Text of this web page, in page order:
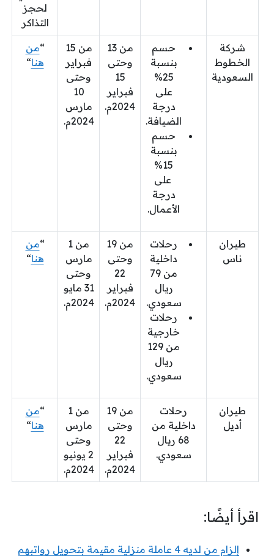
لحجز
التذاكر
شركة
الخطوط
السعودية
حسم
بنسبة
25%
على
درجة
الضيافة.
حسم
بنسبة
15%
على
درجة
الأعمال.
من 13
وحتى
15
فبراير
2024م.
من 15
فبراير
وحتى
10
مارس
2024م.
“من
هنا“
طيران
ناس
رحلات
داخلية
من 79
ريال
سعودي.
رحلات
خارجية
من 129
ريال
سعودي.
من 19
وحتى
22
فبراير
2024م.
من 1
مارس
وحتى
31 مايو
2024م.
“من
هنا“
طيران
أديل
رحلات
داخلية من
68 ريال
سعودي.
من 19
وحتى
22
فبراير
2024م.
من 1
مارس
وحتى
2 يونيو
2024م.
“من
هنا“
اقرأ أيضًا:
إلزام من لديه 4 عاملة منزلية مقيمة بتحويل رواتبهم